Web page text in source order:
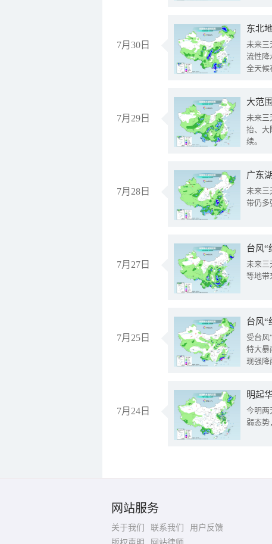
7月30日
东北
未来三
流性降
全天候
7月29日
大范
未来三
抬、大
续。
7月28日
广东
未来三
带仍多
7月27日
台风“
未来三
等地带
7月25日
台风“
受台风
特大暴
现强降
7月24日
明起
今明两
弱态势
网站服务
关于我们 联系我们
用户反馈